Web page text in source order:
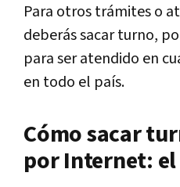
Para otros trámites o
deberás sacar turno,
para ser atendido en
en todo el país.
Cómo sacar
por Internet: el